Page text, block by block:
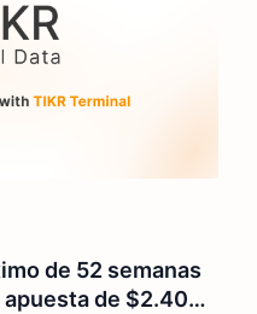
de 52 semanas
apuesta de $2.400